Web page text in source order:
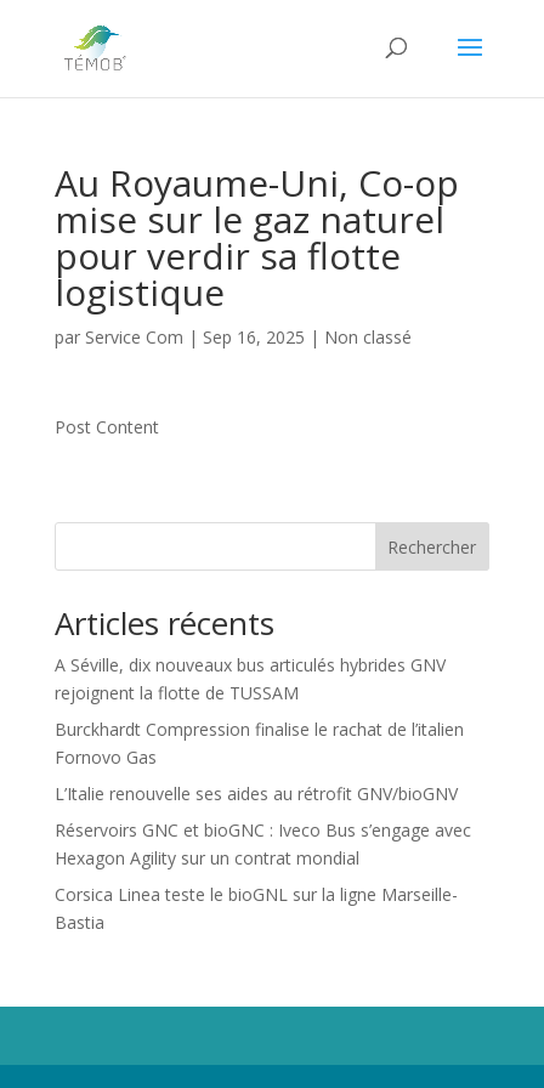
Au Royaume-Uni, Co-op
mise sur le gaz naturel
pour verdir sa flotte
logistique
par Service Com | Sep 16, 2025 | Non classé
Post Content
Rechercher
Articles récents
A Séville, dix nouveaux bus articulés hybrides GNV
rejoignent la flotte de TUSSAM
Burckhardt Compression finalise le rachat de l’italien
Fornovo Gas
L’Italie renouvelle ses aides au rétrofit GNV/bioGNV
Réservoirs GNC et bioGNC : Iveco Bus s’engage avec
Hexagon Agility sur un contrat mondial
Corsica Linea teste le bioGNL sur la ligne Marseille-
Bastia
Propriété de Territoire d'Energie Lot-et-Garonne. Voir